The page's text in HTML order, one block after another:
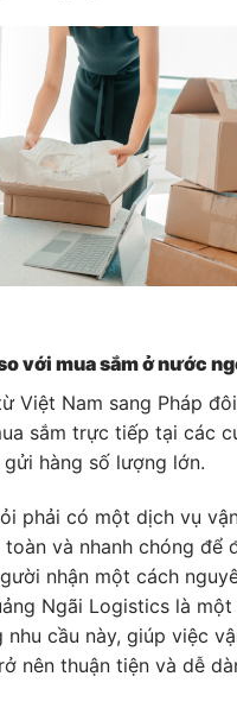
với mua sắm ở nước
Việt Nam sang Pháp
sắm trực tiếp tại các
hàng số lượng lớn.
phải có một dịch vụ
và nhanh chóng để
nhận một cách
Ngãi Logistics là
cầu này, giúp việc
nên thuận tiện và dễ